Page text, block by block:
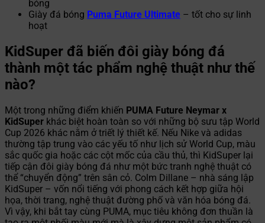
bóng
Giày đá bóng Puma Future Ultimate – tốt cho sự linh
hoạt
KidSuper đã biến đôi giày bóng đá
thành một tác phẩm nghệ thuật như thế
nào?
Một trong những điểm khiến PUMA Future Neymar x
KidSuper khác biệt hoàn toàn so với những bộ sưu tập World
Cup 2026 khác nằm ở triết lý thiết kế. Nếu Nike và adidas
thường tập trung vào các yếu tố như lịch sử World Cup, màu
sắc quốc gia hoặc các cột mốc của cầu thủ, thì KidSuper lại
tiếp cận đôi giày bóng đá như một bức tranh nghệ thuật có
thể “chuyển động” trên sân cỏ. Colm Dillane – nhà sáng lập
KidSuper – vốn nổi tiếng với phong cách kết hợp giữa hội
họa, thời trang, nghệ thuật đường phố và văn hóa bóng đá.
Vì vậy, khi bắt tay cùng PUMA, mục tiêu không đơn thuần là